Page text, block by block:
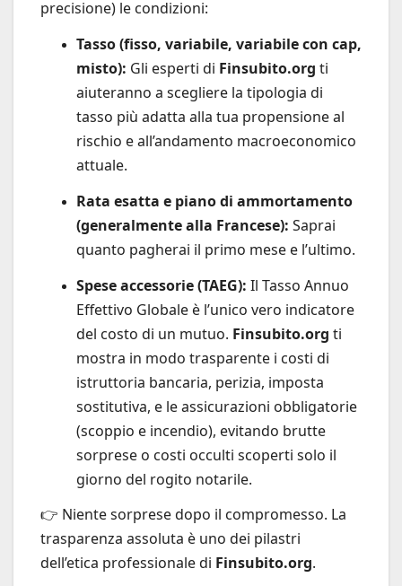
precisione) le condizioni:
Tasso (fisso, variabile, variabile con cap,
misto): Gli esperti di Finsubito.org ti
aiuteranno a scegliere la tipologia di
tasso più adatta alla tua propensione al
rischio e all’andamento macroeconomico
attuale.
Rata esatta e piano di ammortamento
(generalmente alla Francese): Saprai
quanto pagherai il primo mese e l’ultimo.
Spese accessorie (TAEG): Il Tasso Annuo
Effettivo Globale è l’unico vero indicatore
del costo di un mutuo. Finsubito.org ti
mostra in modo trasparente i costi di
istruttoria bancaria, perizia, imposta
sostitutiva, e le assicurazioni obbligatorie
(scoppio e incendio), evitando brutte
sorprese o costi occulti scoperti solo il
giorno del rogito notarile.
👉 Niente sorprese dopo il compromesso. La
trasparenza assoluta è uno dei pilastri
dell’etica professionale di Finsubito.org.